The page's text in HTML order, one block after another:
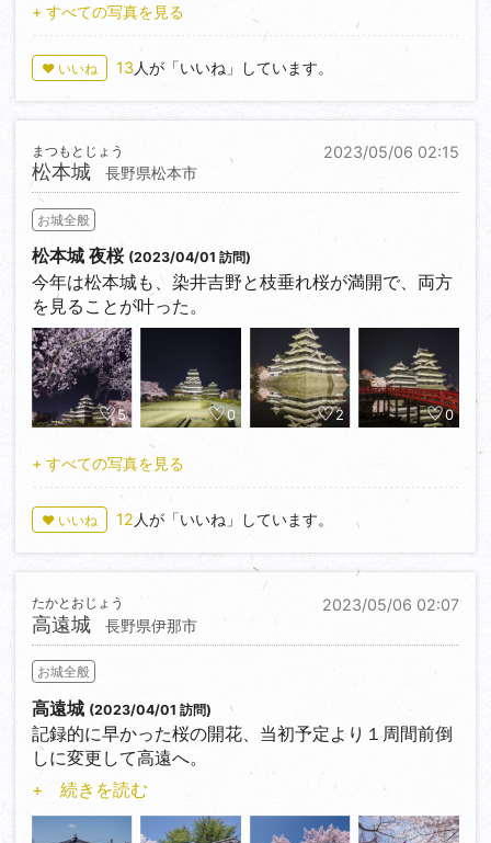
+ すべての写真を見る
♥ いいね 13 人が「いいね」しています。
2023/05/06 02:15
松本城
まつもとじょう
長野県松本市
お城全般
松本城 夜桜 (2023/04/01 訪問)
今年は松本城も、染井吉野と枝垂れ桜が満開で、両方
を見ることが叶った。
5 0 2 0
+ すべての写真を見る
♥ いいね 12 人が「いいね」しています。
2023/05/06 02:07
高遠城
たかとおじょう
長野県伊那市
お城全般
高遠城 (2023/04/01 訪問)
記録的に早かった桜の開花、当初予定より１周間前倒
しに変更して高遠へ。
少し早いかとも思ったら丁度満開の時期となった。
ジするのは、高遠桜が一番近い気がする。
+ 続きを読む